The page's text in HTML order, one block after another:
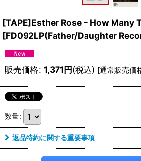
[TAPE]Esther Rose ‎– How Many
[FD092LP(Father/Daughter
販売価格: 1,371円(税込) [通常販売価
数量:
返品特約に関する重要事項